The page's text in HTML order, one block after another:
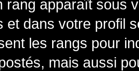
rang apparaît sous
et dans votre profil
les rangs pour
mais aussi